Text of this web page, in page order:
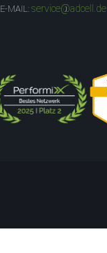
E-MAIL: service@adcell.de